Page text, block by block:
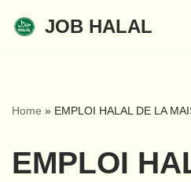
JOB HALAL
Home » EMPLOI HALAL DE LA
EMPLOI